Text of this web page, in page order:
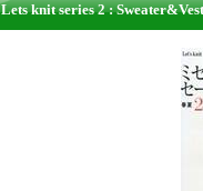
Lets knit series 2 :